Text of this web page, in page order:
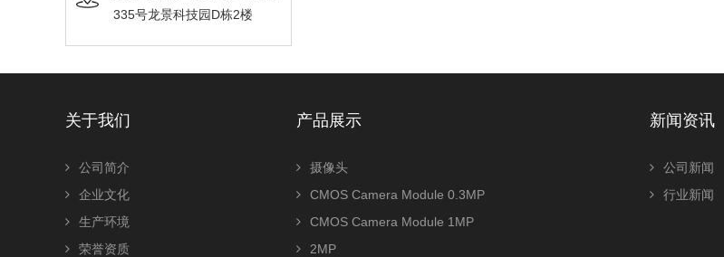
335号龙景科技园D栋2楼
关于我们
公司简介
企业文化
生产环境
荣誉资质
产品展示
摄像头
CMOS Camera Module 0.3MP
CMOS Camera Module 1MP
2MP
新闻资讯
公司新闻
行业新闻